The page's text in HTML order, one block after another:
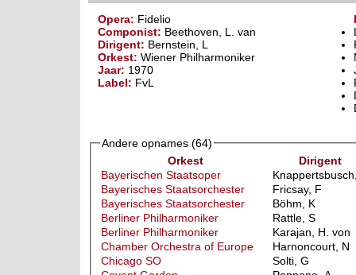
Opera: Fidelio
Componist: Beethoven, L. van
Dirigent: Bernstein, L
Orkest: Wiener Philharmoniker
Jaar: 1970
Label: FvL
Andere opnames (64)
Orkest
Dirigent
Bayerischen Staatsoper
Bayerisches Staatsorchester
Fricsay, F
Bayerisches Staatsorchester
Böhm, K
Berliner Philharmoniker
Rattle, S
Berliner Philharmoniker
Karajan, H. von
Chamber Orchestra of Europe
Harnoncourt, N
Chicago SO
Solti, G